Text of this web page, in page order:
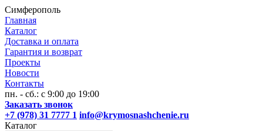
Симферополь
Главная
Каталог
Доставка и оплата
Гарантия и возврат
Проекты
Новости
Контакты
пн. - сб.: с 9:00 до 19:00
Заказать звонок
+7 (978) 31 7777 1 info@krymosnashchenie.ru
Каталог